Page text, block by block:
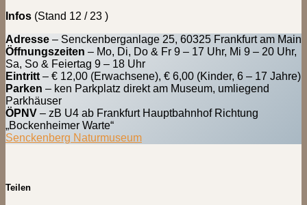
Infos (Stand 12 / 23 )
Adresse – Senckenberganlage 25, 60325 Frankfurt am Main
Öffnungszeiten – Mo, Di, Do & Fr 9 – 17 Uhr, Mi 9 – 20 Uhr,
Sa, So & Feiertag 9 – 18 Uhr
Eintritt – € 12,00 (Erwachsene), € 6,00 (Kinder, 6 – 17 Jahre)
Parken – ken Parkplatz direkt am Museum, umliegend
Parkhäuser
ÖPNV – zB U4 ab Frankfurt Hauptbahnhof Richtung
„Bockenheimer Warte“
Senckenberg Naturmuseum
Teilen